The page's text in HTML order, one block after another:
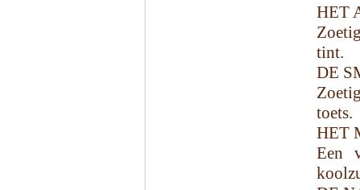
HET
tint.
DE
toets.
HET
Een